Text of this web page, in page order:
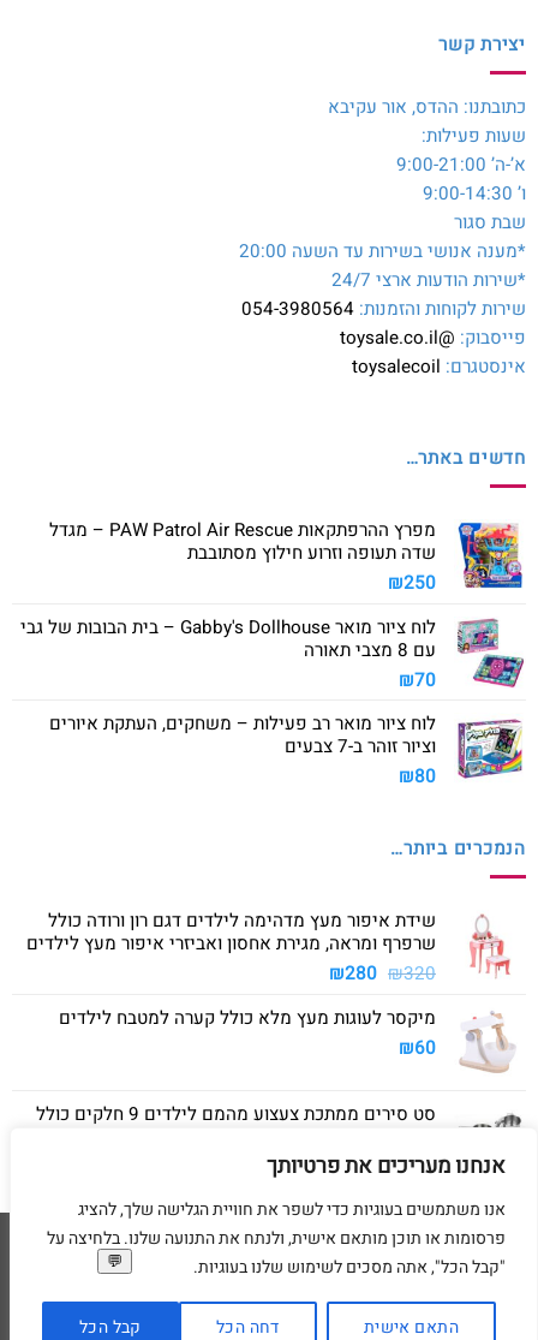
אנחנו מעריכים את פרטיותך
אנו משתמשים בעוגיות כדי לשפר את חוויית הגלישה שלך, להציג
פרסומות או תוכן מותאם אישית, ולנתח את התנועה שלנו. בלחיצה על
"קבל הכל", אתה מסכים לשימוש שלנו בעוגיות.
התאם אישית דחה הכל קבל הכל
יצירת קשר
כתובתנו: ההדס, אור עקיבא
שעות פעילות:
א’-ה’ 9:00-21:00
ו’ 9:00-14:30
שבת סגור
*מענה אנושי בשירות עד השעה 20:00
*שירות הודעות ארצי 24/7
שירות לקוחות והזמנות: 054-3980564
פייסבוק: @toysale.co.il
אינסטגרם: toysalecoil
חדשים באתר…
מפרץ ההרפתקאות PAW Patrol Air Rescue – מגדל
שדה תעופה וזרוע חילוץ מסתובבת
₪250
לוח ציור מואר Gabby's Dollhouse – בית הבובות של גבי
עם 8 מצבי תאורה
₪70
לוח ציור מואר רב פעילות – משחקים, העתקת איורים
וציור זוהר ב-7 צבעים
₪80
הנמכרים ביותר…
שידת איפור מעץ מדהימה לילדים דגם רון ורודה כולל
שרפרף ומראה, מגירת אחסון ואביזרי איפור מעץ לילדים
₪320
המחיר
היה:
₪280 המחיר
הוא:
מיקסר לעוגות מעץ מלא כולל קערה למטבח לילדים
₪60
סט סירים ממתכת צעצוע מהמם לילדים 9 חלקים כולל
₪40
Visa
MasterCard
American
Express
Visa
דף הבית מדיניות משלוחים מדיניות החזרת מוצרים תקנון מדיניות פרטיות
בקשת מחיקת פרטים אישיים